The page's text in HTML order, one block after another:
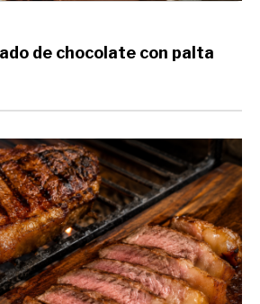
de chocolate con palta